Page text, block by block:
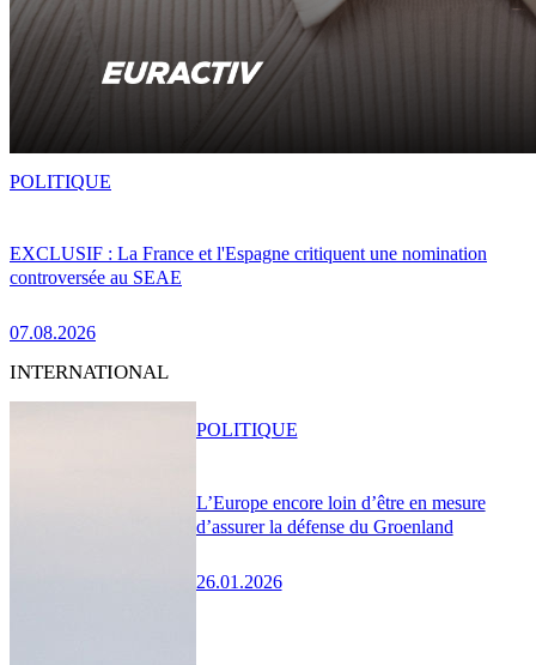
EXCLUSIF : La France et l'Espagne critiquent une nomination
controversée au SEAE
07.08.2026
POLITIQUE
INTERNATIONAL
L’Europe encore loin d’être en mesure
d’assurer la défense du Groenland
26.01.2026
POLITIQUE